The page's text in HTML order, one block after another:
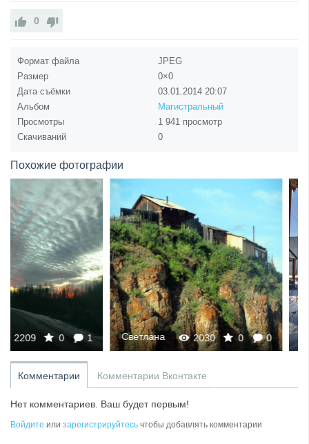
0
Формат файла
JPEG
Размер
0×0
Дата съёмки
03.01.2014 20:07
Альбом
Магистральный
Просмотры
1 941 просмотр
Скачиваний
0
Похожие фотографии
2030 0 0
Светлана
1969
Kirenga (東) ♋
Комментарии Комментарии Вконтакте
Нет комментариев. Ваш будет первым!
Войдите или зарегистрируйтесь чтобы добавлять комментарии